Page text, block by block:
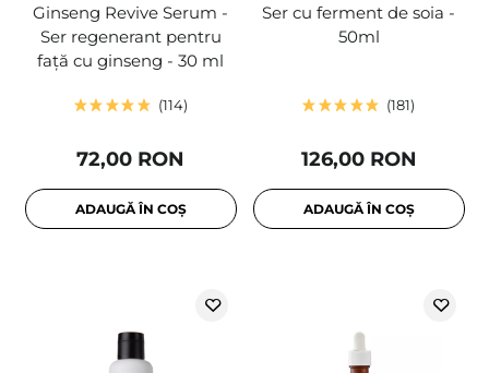
Ginseng Revive Serum -
Ser regenerant pentru
față cu ginseng - 30 ml
114
72,00 RON
ADAUGĂ ÎN COȘ
Ser cu ferment de soia -
50ml
181
126,00 RON
ADAUGĂ ÎN COȘ